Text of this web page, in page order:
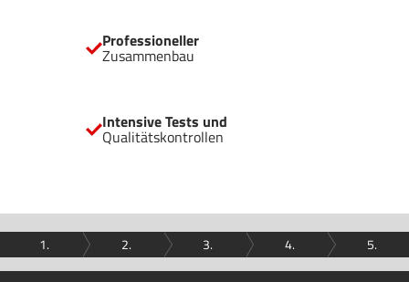
Professioneller
Zusammenbau
Intensive Tests und
Qualitätskontrollen
1. 2. 3. 4. 5.